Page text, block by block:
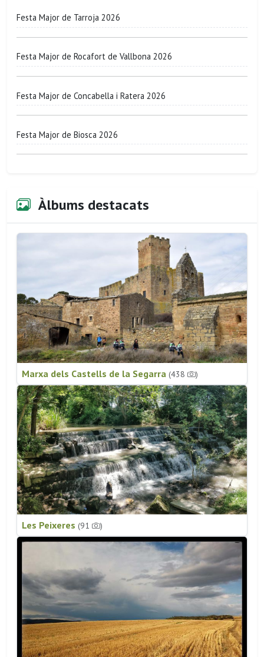
Festa Major de Tarroja 2026
Festa Major de Rocafort de Vallbona 2026
Festa Major de Concabella i Ratera 2026
Festa Major de Biosca 2026
Àlbums destacats
Marxa dels Castells de la Segarra (438 )
Les Peixeres (91 )